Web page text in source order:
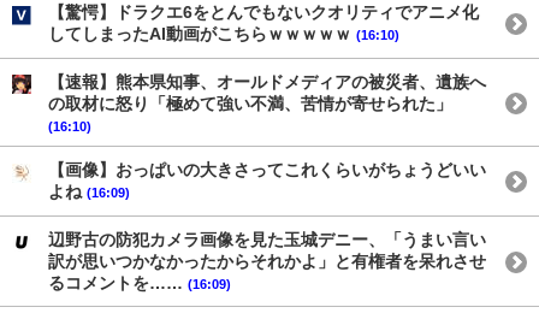
【驚愕】ドラクエ6をとんでもないクオリティでアニメ化
してしまったAI動画がこちらｗｗｗｗｗ (16:10)
【速報】熊本県知事、オールドメディアの被災者、遺族へ
の取材に怒り「極めて強い不満、苦情が寄せられた」
(16:10)
【画像】おっぱいの大きさってこれくらいがちょうどいい
よね (16:09)
辺野古の防犯カメラ画像を見た玉城デニー、「うまい言い
訳が思いつかなかったからそれかよ」と有権者を呆れさせ
るコメントを…… (16:09)